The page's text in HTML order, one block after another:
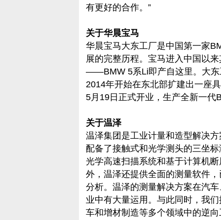
有更好的合作。”
关于华晨宝马
华晨宝马大东工厂是中国第一家
展的完整历程。宝马进入中国以
——BMW 5系Li即产自这里。大东
2014年开始在东北部扩建出一座
5月19日正式开业，生产全新一代
关于温泽
温泽集团是工业计量和造型解决
配备了接触式和光学测头的三坐
光学高速扫描系统和基于计算机
外，温泽还提供全面的测量软件
分析。温泽的测量解决方案在汽
业中有大量运用。与此同时，我
车和增材制造等多个领域中的逆